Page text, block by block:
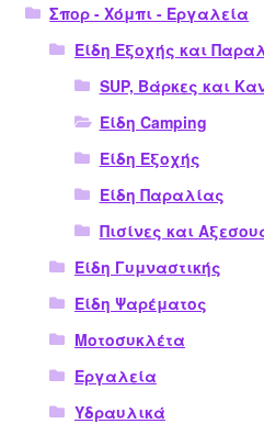
Σπορ - Χόμπι - Εργαλεία
Είδη Εξοχής και
SUP, Βάρκες και
Είδη Camping
Είδη Εξοχής
Είδη Παραλίας
Πισίνες και
Είδη Γυμναστικής
Είδη Ψαρέματος
Μοτοσυκλέτα
Εργαλεία
Υδραυλικά